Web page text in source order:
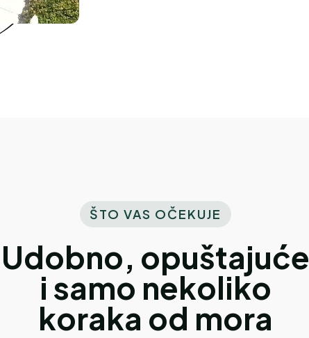
ŠTO VAS OČEKUJE
Udobno, opuštajuće
i samo nekoliko
koraka od mora